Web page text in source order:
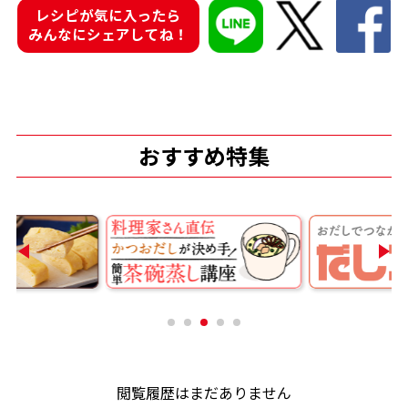
だし粉
レシピが気に入ったら
みんなにシェアしてね！
おすすめ特集
閲覧履歴はまだありません